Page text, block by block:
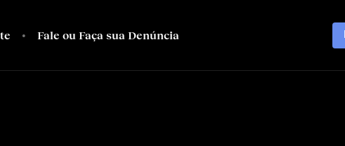
Fale ou Faça sua Denúncia